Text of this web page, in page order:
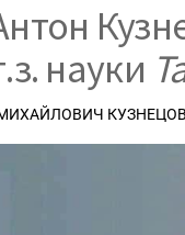
науки
КУЗНЕЦОВ